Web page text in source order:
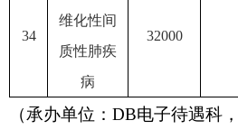
34
维化性间
质性肺疾
病
32000
（承办单位：DB电子待遇科